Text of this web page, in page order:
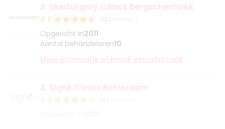
2. SkinSurgery Clinics Bergschenhoek
4.8
Opgericht in2011
Aantal behandelaren10
Meer informatie of maak een afspraak
3. Signé Clinics Rotterdam
4.8